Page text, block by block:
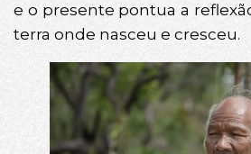
e o presente pontua a
terra onde nasceu e cresceu.